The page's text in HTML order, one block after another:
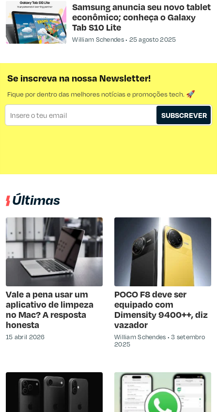
Samsung anuncia seu novo tablet
econômico; conheça o Galaxy
Tab S10 Lite
William Schendes 25 agosto 2025
Se inscreva na nossa Newsletter!
Fique por dentro das melhores notícias e promoções tech. 🚀
SUBSCREVER
Últimas
Vale a pena usar um
aplicativo de limpeza
no Mac? A resposta
honesta
15 abril 2026
POCO F8 deve ser
equipado com
Dimensity 9400++, diz
vazador
William Schendes
3 setembro
2025